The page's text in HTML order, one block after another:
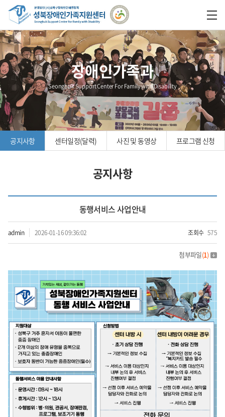
장애인가족과
Seongbuk Support Center For Family with Disability
공지사항 센터일정(달력) 사진 및 동영상 프로그램 신청
공지사항
동행서비스 사업안내
admin 2026-01-16 09:36:02 조회수 575
첨부파일(1)